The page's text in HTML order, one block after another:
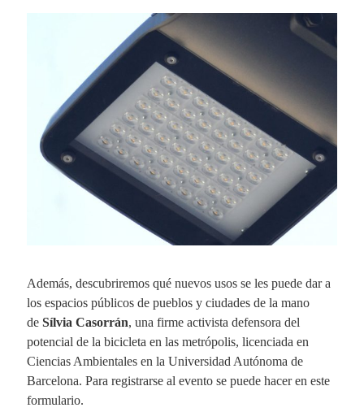
Además, descubriremos qué nuevos usos se les puede dar a
los espacios públicos de pueblos y ciudades de la mano
de Sílvia Casorrán, una firme activista defensora del
potencial de la bicicleta en las metrópolis, licenciada en
Ciencias Ambientales en la Universidad Autónoma de
Barcelona. Para registrarse al evento se puede hacer en este
formulario.